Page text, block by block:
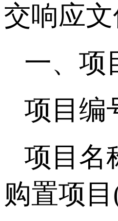
交响应文
一、项
项目编
项目名
购置项